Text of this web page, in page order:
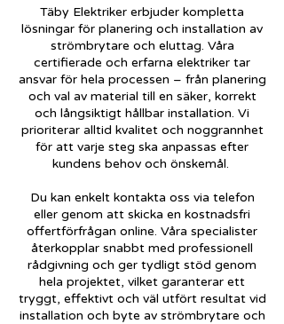
Täby Elektriker erbjuder kompletta
lösningar för planering och installation av
strömbrytare och eluttag. Våra
certifierade och erfarna elektriker tar
ansvar för hela processen – från planering
och val av material till en säker, korrekt
och långsiktigt hållbar installation. Vi
prioriterar alltid kvalitet och noggrannhet
för att varje steg ska anpassas efter
kundens behov och önskemål.
Du kan enkelt kontakta oss via telefon
eller genom att skicka en kostnadsfri
offertförfrågan online. Våra specialister
återkopplar snabbt med professionell
rådgivning och ger tydligt stöd genom
hela projektet, vilket garanterar ett
tryggt, effektivt och väl utfört resultat vid
installation och byte av strömbrytare och